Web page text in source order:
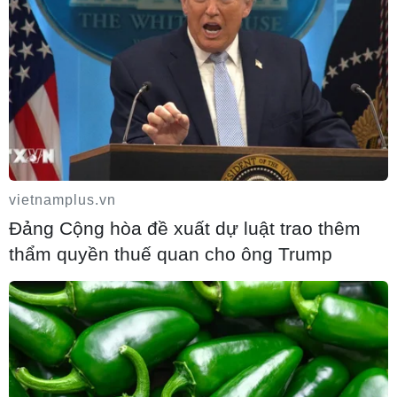
Tin cùng chuyên mục
Cục diện ASEAN Cup: Việt Nam quyết
vietnamplus.vn
Đảng Cộng hòa đề xuất dự luật trao thêm
thẩm quyền thuế quan cho ông Trump